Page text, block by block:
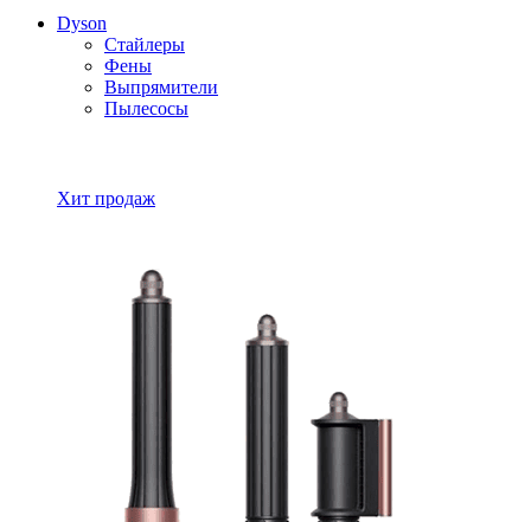
Dyson
Стайлеры
Фены
Выпрямители
Пылесосы
Хит продаж